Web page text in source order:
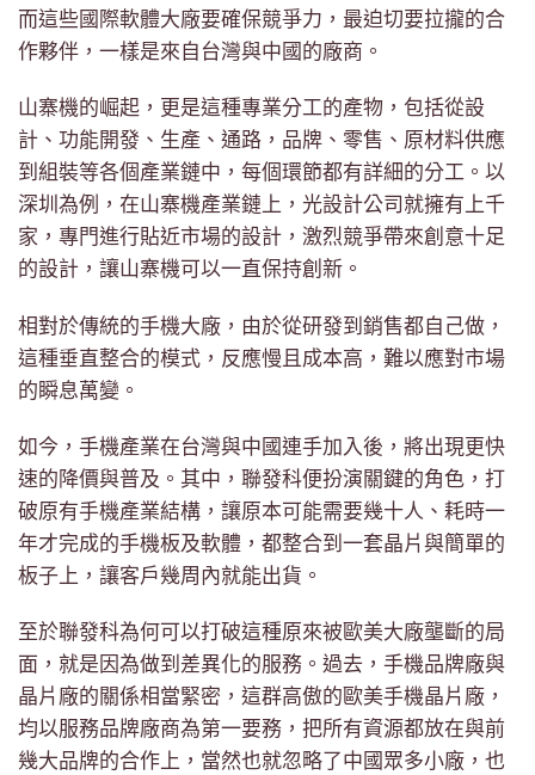
而這些國際軟體大廠要確保競爭力，最迫切要拉攏的合
作夥伴，一樣是來自台灣與中國的廠商。
山寨機的崛起，更是這種專業分工的產物，包括從設
計、功能開發、生產、通路，品牌、零售、原材料供應
到組裝等各個產業鏈中，每個環節都有詳細的分工。以
深圳為例，在山寨機產業鏈上，光設計公司就擁有上千
家，專門進行貼近市場的設計，激烈競爭帶來創意十足
的設計，讓山寨機可以一直保持創新。
相對於傳統的手機大廠，由於從研發到銷售都自己做，
這種垂直整合的模式，反應慢且成本高，難以應對市場
的瞬息萬變。
如今，手機產業在台灣與中國連手加入後，將出現更快
速的降價與普及。其中，聯發科便扮演關鍵的角色，打
破原有手機產業結構，讓原本可能需要幾十人、耗時一
年才完成的手機板及軟體，都整合到一套晶片與簡單的
板子上，讓客戶幾周內就能出貨。
至於聯發科為何可以打破這種原來被歐美大廠壟斷的局
面，就是因為做到差異化的服務。過去，手機品牌廠與
晶片廠的關係相當緊密，這群高傲的歐美手機晶片廠，
均以服務品牌廠商為第一要務，把所有資源都放在與前
幾大品牌的合作上，當然也就忽略了中國眾多小廠，也